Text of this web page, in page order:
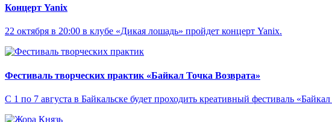
Концерт Yanix
22 октября в 20:00 в клубе «Дикая лошадь» пройдет концерт Yanix.
Фестиваль творческих практик «Байкал Точка Возврата»
С 1 по 7 августа в Байкальске будет проходить креативный фестиваль